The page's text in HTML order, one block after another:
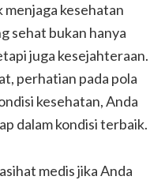
kesehatan
sehat bukan hanya
juga kesejahteraan.
perhatian pada pola
kesehatan, Anda
dalam kondisi terbaik.
medis jika Anda